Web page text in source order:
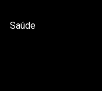
Saúde